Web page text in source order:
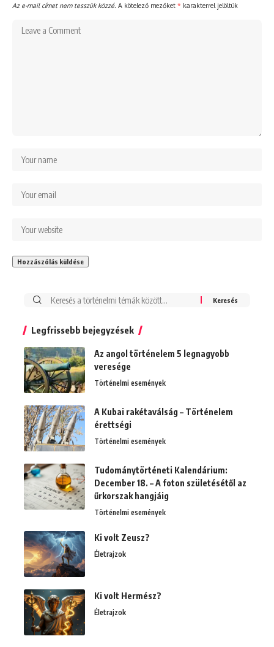
Az e-mail címet nem tesszük közzé. A kötelező mezőket * karakterrel jelöltük
Search
Legfrissebb bejegyzések
Az angol történelem 5 legnagyobb
veresége
Történelmi események
A Kubai rakétaválság – Történelem
érettségi
Történelmi események
Tudománytörténeti Kalendárium:
December 18. – A foton születésétől az
űrkorszak hangjáig
Történelmi események
Ki volt Zeusz?
Életrajzok
Ki volt Hermész?
Életrajzok